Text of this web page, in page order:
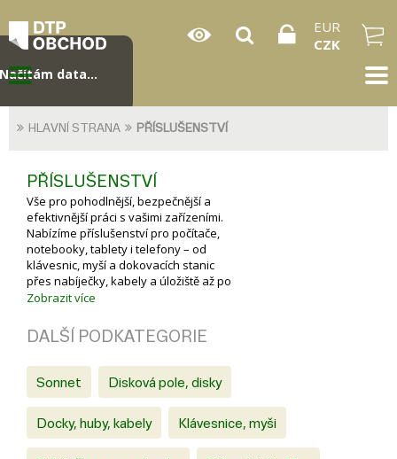
EUR
CZK
HLAVNÍ STRANA PŘÍSLUŠENSTVÍ
PŘÍSLUŠENSTVÍ
Vše pro pohodlnější, bezpečnější a
efektivnější práci s vašimi zařízeními.
Nabízíme příslušenství pro počítače,
notebooky, tablety i telefony – od
klávesnic, myší a dokovacích stanic
přes nabíječky, kabely a úložiště až po
ochranné obaly, stojany a další
Zobrazit více
DALŠÍ PODKATEGORIE
Sonnet Disková pole, disky
Docky, huby, kabely Klávesnice, myši
Načítám data...